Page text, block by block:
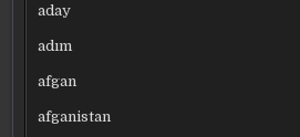
aday
adım
afgan
afganistan